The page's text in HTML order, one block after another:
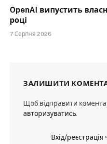
OpenAI випустить
році
7 Серпня 2026
ЗАЛИШИТИ
Щоб відправити
авторизуватись.
Вхід/